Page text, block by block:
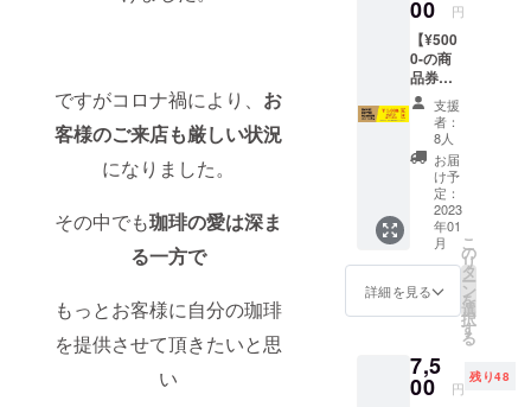
ですがコロナ禍により、 お
客様のご来店も厳しい状況
になりました。
その中でも珈琲の愛は深ま
る一方で
もっとお客様に自分の珈琲
を提供させて頂きたいと思
い
きま
す。 T
シャツ
は、丈
夫さを
実現す
るため
に素
材・縫
製・仕
立てな
ど小さ
なこだ
わりが
詰まっ
た
6.2oz。
の強度
を保つ
roaster
s の オ
リジナ
ルロン
グス
リーブT
シャツ
と店舗
でも人
気なド
リップ
バッグ
を5個
お送り
させて
は、S
~XXL で
色はブ
00 円
【¥500
0-の商
品券
（1000
の商品
×5）】
弊社全
店舗
（セレ
クト
ショッ
プ
ETERNI
TY &
empire
stand &
empire
coffee
支援
者：
8人
お届
け予
定：
2023
年01
月
詳細を見る
こ
の
リ
タ
ー
ン
を
選
択
す
る
7,5
00 円
残り48